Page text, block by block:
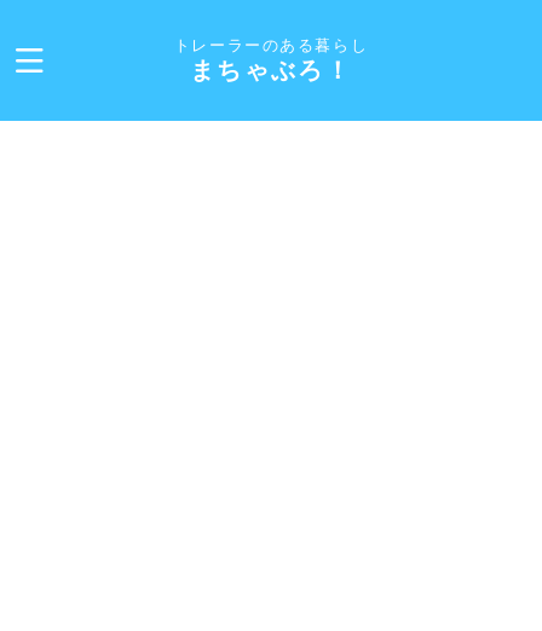
トレーラーのある暮らし
まちゃぶろ！